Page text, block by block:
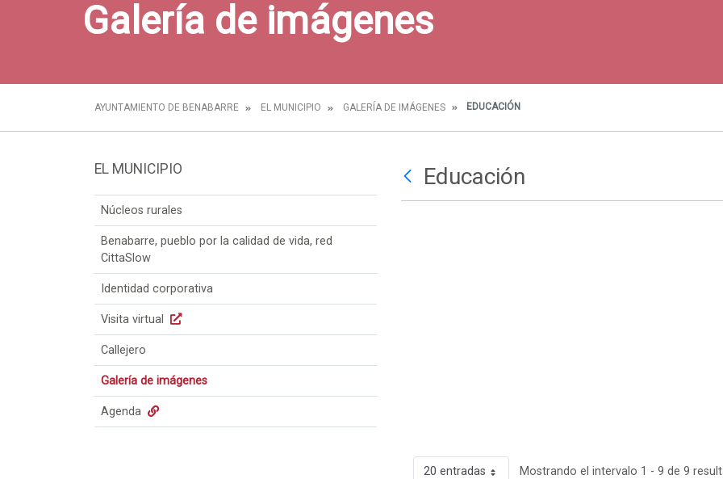
Galería de imágenes
AYUNTAMIENTO DE BENABARRE EL MUNICIPIO GALERÍA DE IMÁGENES EDUCACIÓN
EL MUNICIPIO
Núcleos rurales
Benabarre, pueblo por la calidad de vida, red
CittaSlow
Identidad corporativa
Visita virtual
Callejero
Galería de imágenes
Agenda
Educación
20 entradas Mostrando el intervalo 1 - 9 de 9